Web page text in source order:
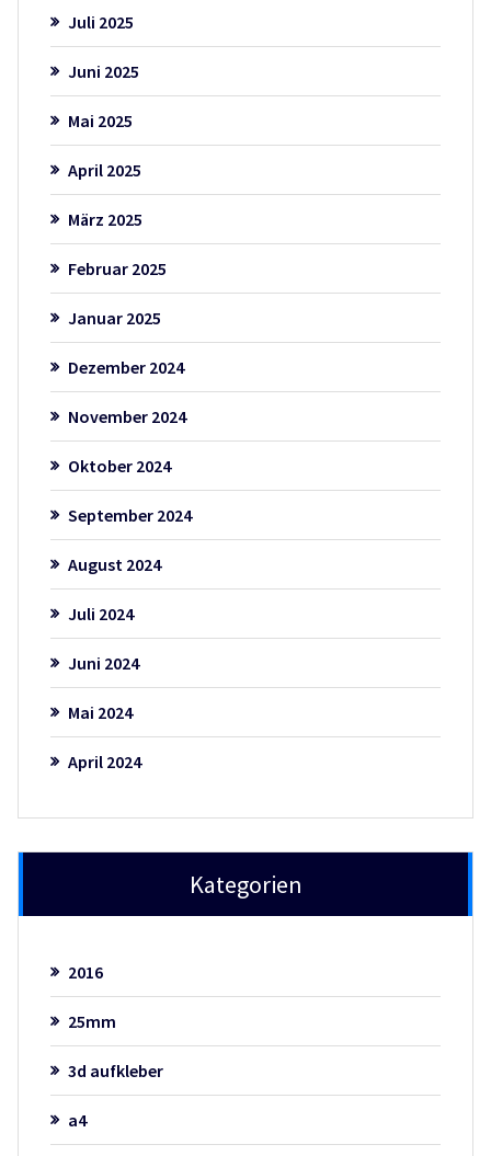
Juli 2025
Juni 2025
Mai 2025
April 2025
März 2025
Februar 2025
Januar 2025
Dezember 2024
November 2024
Oktober 2024
September 2024
August 2024
Juli 2024
Juni 2024
Mai 2024
April 2024
Kategorien
2016
25mm
3d aufkleber
a4